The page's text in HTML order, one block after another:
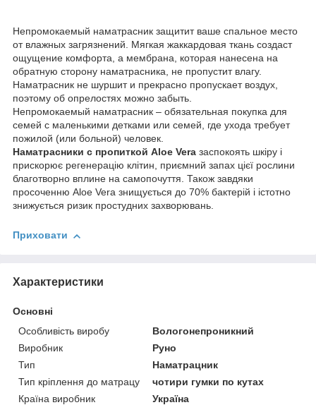
Непромокаемый наматрасник защитит ваше спальное место
от влажных загрязнений. Мягкая жаккардовая ткань создаст
ощущение комфорта, а мембрана, которая нанесена на
обратную сторону наматрасника, не пропустит влагу.
Наматрасник не шуршит и прекрасно пропускает воздух,
поэтому об опрелостях можно забыть.
Непромокаемый наматрасник – обязательная покупка для
семей с маленькими детками или семей, где ухода требует
пожилой (или больной) человек.
Наматрасники с пропиткой Aloe Vera заспокоять шкіру і
прискорює регенерацію клітин, приємний запах цієї рослини
благотворно вплине на самопочуття. Також завдяки
просоченню Aloe Vera знищується до 70% бактерій і істотно
знижується ризик простудних захворювань.
Приховати
Характеристики
Основні
Особливість виробу
Вологонепроникний
Виробник
Руно
Тип
Наматрацник
Тип кріплення до матрацу
чотири гумки по кутах
Країна виробник
Україна